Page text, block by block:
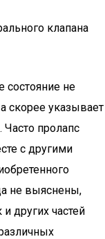
клапана
состояние не
скорее указывает
Часто пролапс
с другими
не выяснены,
других частей